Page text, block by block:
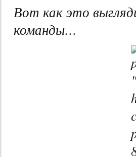
Вот как это
команды…